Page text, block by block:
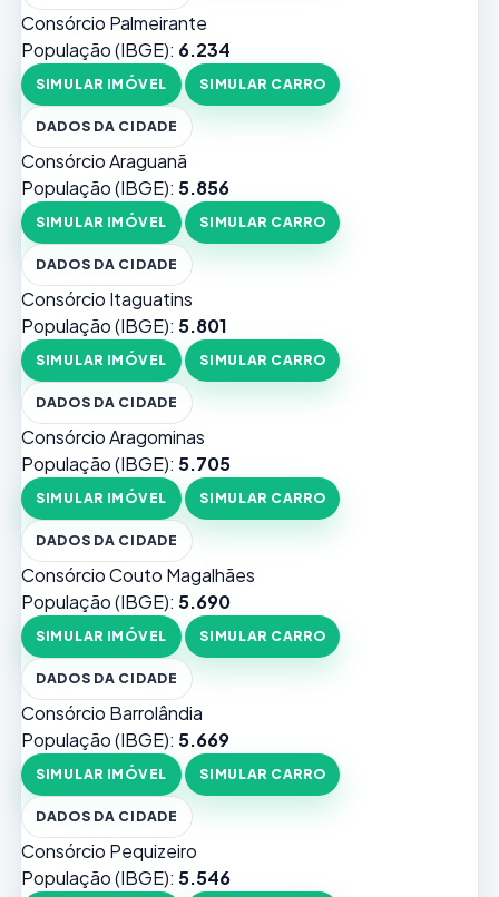
Consórcio Palmeirante
População (IBGE): 6.234
SIMULAR IMÓVEL SIMULAR CARRO
DADOS DA CIDADE
Consórcio Araguanã
População (IBGE): 5.856
SIMULAR IMÓVEL SIMULAR CARRO
DADOS DA CIDADE
Consórcio Itaguatins
População (IBGE): 5.801
SIMULAR IMÓVEL SIMULAR CARRO
DADOS DA CIDADE
Consórcio Aragominas
População (IBGE): 5.705
SIMULAR IMÓVEL SIMULAR CARRO
DADOS DA CIDADE
Consórcio Couto Magalhães
População (IBGE): 5.690
SIMULAR IMÓVEL SIMULAR CARRO
DADOS DA CIDADE
Consórcio Barrolândia
População (IBGE): 5.669
SIMULAR IMÓVEL SIMULAR CARRO
DADOS DA CIDADE
Consórcio Pequizeiro
População (IBGE): 5.546